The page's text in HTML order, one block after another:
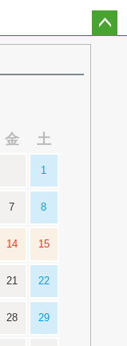
金 土
1
7 8
14 15
21 22
28 29